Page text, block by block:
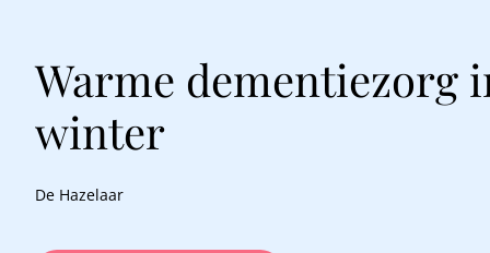
Warme dementiezorg
winter
De Hazelaar